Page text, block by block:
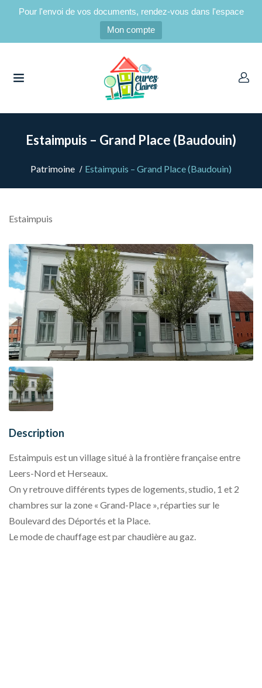
Pour l'envoi de vos documents, rendez-vous dans l'espace
Mon compte
(CANDIDATS LOCATAIRES)
Patrimoine Estaimpuis – Grand Place (Baudouin)
Estaimpuis – Grand Place (Baudouin)
Estaimpuis
Description
Estaimpuis est un village situé à la frontière française entre
Leers-Nord et Herseaux.
On y retrouve différents types de logements, studio, 1 et 2
chambres sur la zone « Grand-Place », réparties sur le
Boulevard des Déportés et la Place.
Le mode de chauffage est par chaudière au gaz.